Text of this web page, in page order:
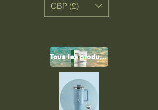
GBP (£)
Tous les produits